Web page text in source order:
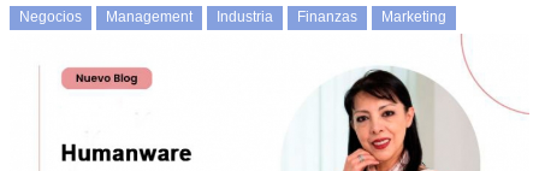
Negocios Management Industria Finanzas
Marketing